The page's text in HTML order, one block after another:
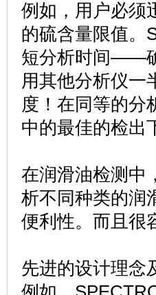
例如，用户必须
的硫含量限值。
短分析时间——
用其他分析仪一
度！在同等的分
中的最佳的检出
在润滑油检测中
析不同种类的润
便利性。而且很
先进的设计理念